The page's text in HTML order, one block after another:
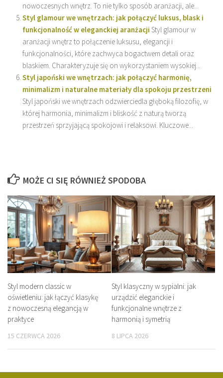
nowoczesnych wnętrz. To nie tylko sposób aranżacji, ale...
Styl glamour we wnętrzach: jak połączyć luksus, blask i
funkcjonalność w eleganckiej aranżacji Styl glamour w
aranżacji wnętrz to połączenie luksusu, elegancji i
funkcjonalności, które zachwyca bogactwem detali oraz
blaskiem. Charakteryzuje się on wykorzystaniem wysokiej...
Styl japoński we wnętrzach: jak połączyć harmonię,
minimalizm i naturalne materiały dla spokoju przestrzeni
Styl japoński we wnętrzach odzwierciedla głęboką filozofię, w
której harmonia, minimalizm i bliskość z naturą tworzą
przestrzeń sprzyjającą spokojowi i relaksowi. Kluczowe...
MOŻE CI SIĘ RÓWNIEŻ SPODOBA
Styl modern classic w
oświetleniu: jak łączyć klasykę
z nowoczesną elegancją w
praktyce
15 CZERWCA 2026
Styl klasyczny w sypialni: jak
urządzić eleganckie i
funkcjonalne wnętrze z
harmonią i symetrią
8 LIPCA 2026